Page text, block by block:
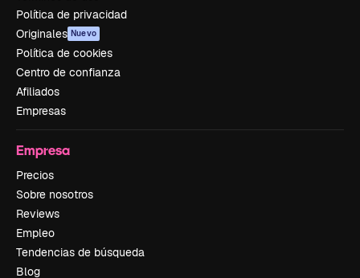
Política de privacidad
Originales Nuevo
Política de cookies
Centro de confianza
Afiliados
Empresas
Empresa
Precios
Sobre nosotros
Reviews
Empleo
Tendencias de búsqueda
Blog